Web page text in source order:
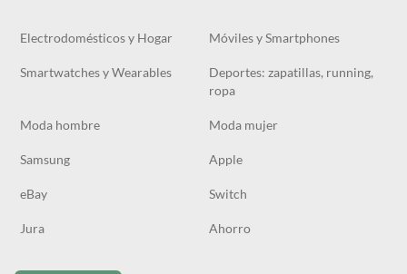
Electrodomésticos y Hogar Móviles y Smartphones
Smartwatches y Wearables
Deportes: zapatillas, running,
ropa
Moda hombre Moda mujer
Samsung Apple
eBay Switch
Jura Ahorro